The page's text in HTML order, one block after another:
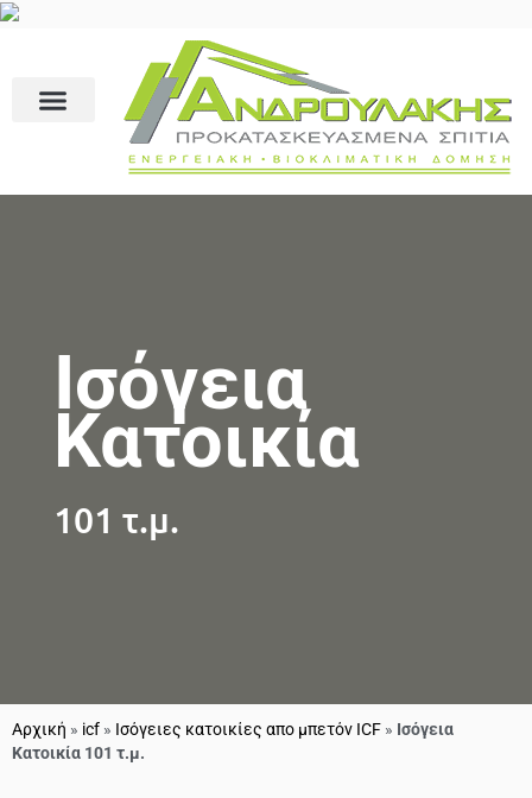
Ισόγεια
Κατοικία
101 τ.μ.
Αρχική » icf » Ισόγειες κατοικίες απο μπετόν ICF » Ισόγεια
Κατοικία 101 τ.μ.